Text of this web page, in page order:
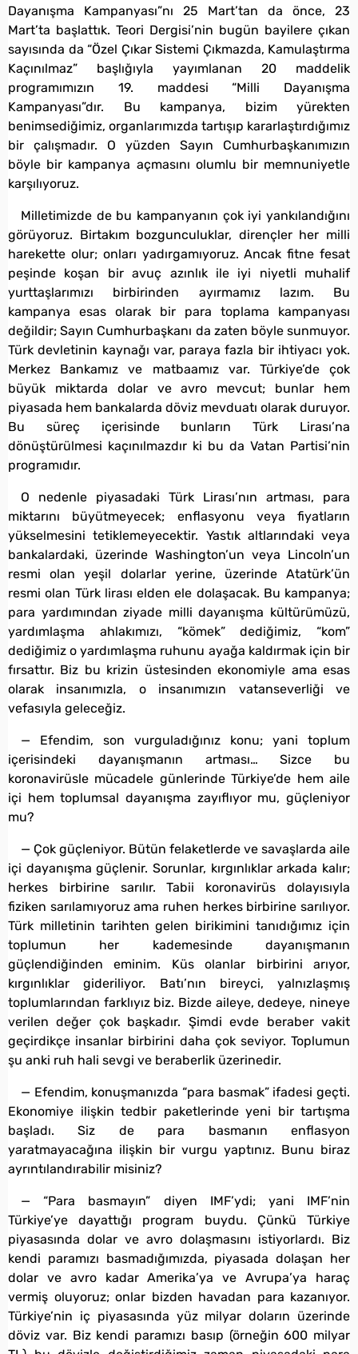
Dayanışma Kampanyası”nı 25 Mart’tan da önce, 23
Mart’ta başlattık. Teori Dergisi’nin bugün bayilere çıkan
sayısında da “Özel Çıkar Sistemi Çıkmazda, Kamulaştırma
Kaçınılmaz” başlığıyla yayımlanan 20 maddelik
programımızın 19. maddesi “Milli Dayanışma
Kampanyası”dır. Bu kampanya, bizim yürekten
benimsediğimiz, organlarımızda tartışıp kararlaştırdığımız
bir çalışmadır. O yüzden Sayın Cumhurbaşkanımızın
böyle bir kampanya açmasını olumlu bir memnuniyetle
karşılıyoruz.
Milletimizde de bu kampanyanın çok iyi yankılandığını
görüyoruz. Birtakım bozgunculuklar, dirençler her milli
harekette olur; onları yadırgamıyoruz. Ancak fitne fesat
peşinde koşan bir avuç azınlık ile iyi niyetli muhalif
yurttaşlarımızı birbirinden ayırmamız lazım. Bu
kampanya esas olarak bir para toplama kampanyası
değildir; Sayın Cumhurbaşkanı da zaten böyle sunmuyor.
Türk devletinin kaynağı var, paraya fazla bir ihtiyacı yok.
Merkez Bankamız ve matbaamız var. Türkiye’de çok
büyük miktarda dolar ve avro mevcut; bunlar hem
piyasada hem bankalarda döviz mevduatı olarak duruyor.
Bu süreç içerisinde bunların Türk Lirası’na
dönüştürülmesi kaçınılmazdır ki bu da Vatan Partisi’nin
programıdır.
O nedenle piyasadaki Türk Lirası’nın artması, para
miktarını büyütmeyecek; enflasyonu veya fiyatların
yükselmesini tetiklemeyecektir. Yastık altlarındaki veya
bankalardaki, üzerinde Washington’un veya Lincoln’un
resmi olan yeşil dolarlar yerine, üzerinde Atatürk’ün
resmi olan Türk lirası elden ele dolaşacak. Bu kampanya;
para yardımından ziyade milli dayanışma kültürümüzü,
yardımlaşma ahlakımızı, “kömek” dediğimiz, “kom”
dediğimiz o yardımlaşma ruhunu ayağa kaldırmak için bir
fırsattır. Biz bu krizin üstesinden ekonomiyle ama esas
olarak insanımızla, o insanımızın vatanseverliği ve
vefasıyla geleceğiz.
— Efendim, son vurguladığınız konu; yani toplum
içerisindeki dayanışmanın artması… Sizce bu
koronavirüsle mücadele günlerinde Türkiye’de hem aile
içi hem toplumsal dayanışma zayıflıyor mu, güçleniyor
mu?
— Çok güçleniyor. Bütün felaketlerde ve savaşlarda aile
içi dayanışma güçlenir. Sorunlar, kırgınlıklar arkada kalır;
herkes birbirine sarılır. Tabii koronavirüs dolayısıyla
fiziken sarılamıyoruz ama ruhen herkes birbirine sarılıyor.
Türk milletinin tarihten gelen birikimini tanıdığımız için
toplumun her kademesinde dayanışmanın
güçlendiğinden eminim. Küs olanlar birbirini arıyor,
kırgınlıklar gideriliyor. Batı’nın bireyci, yalnızlaşmış
toplumlarından farklıyız biz. Bizde aileye, dedeye, nineye
verilen değer çok başkadır. Şimdi evde beraber vakit
geçirdikçe insanlar birbirini daha çok seviyor. Toplumun
şu anki ruh hali sevgi ve beraberlik üzerinedir.
— Efendim, konuşmanızda “para basmak” ifadesi geçti.
Ekonomiye ilişkin tedbir paketlerinde yeni bir tartışma
başladı. Siz de para basmanın enflasyon
yaratmayacağına ilişkin bir vurgu yaptınız. Bunu biraz
ayrıntılandırabilir misiniz?
— “Para basmayın” diyen IMF’ydi; yani IMF’nin
Türkiye’ye dayattığı program buydu. Çünkü Türkiye
piyasasında dolar ve avro dolaşmasını istiyorlardı. Biz
kendi paramızı basmadığımızda, piyasada dolaşan her
dolar ve avro kadar Amerika’ya ve Avrupa’ya haraç
vermiş oluyoruz; onlar bizden havadan para kazanıyor.
Türkiye’nin iç piyasasında yüz milyar doların üzerinde
döviz var. Biz kendi paramızı basıp (örneğin 600 milyar